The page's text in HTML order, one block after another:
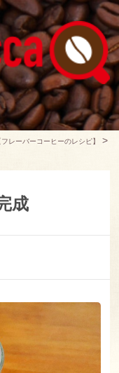
レーバーコーヒーのレシピ】 >
成